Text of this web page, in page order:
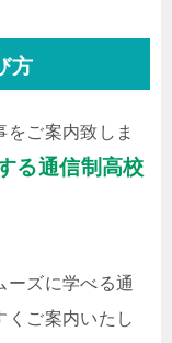
方
ご案内致しま
る通信制高校
ーズに学べる通
くご案内いたし